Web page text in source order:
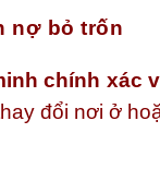
nợ bỏ trốn
chính xác
đổi nơi ở